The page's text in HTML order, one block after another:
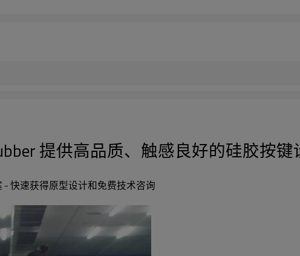
提供高品质、触感良好的硅胶按
- 快速获得原型设计和免费技术咨询